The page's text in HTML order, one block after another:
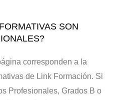
SON
corresponden a la
de Link Formación. Si
Profesionales, Grados B o